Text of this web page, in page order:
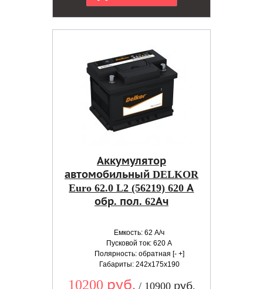
Аккумулятор
автомобильный DELKOR
Euro 62.0 L2 (56219) 620 А
обр. пол. 62Ач
Емкость: 62 А/ч
Пусковой ток: 620 А
Полярность: обратная [- +]
Габариты: 242x175x190
10200 руб. / 10900 руб.